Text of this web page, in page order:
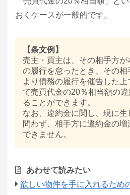
おくケースが一般的です。
【条文例】
売主・買主は、その相手方
の履行を怠ったとき、その相
より債務の履行を催告した
て売買代金の20％相当額の
ることができます。
なお、違約金に関し、現に
問わず、相手方に違約金の
できません。
あわせて読みたい
欲しい物件を手に入れるため